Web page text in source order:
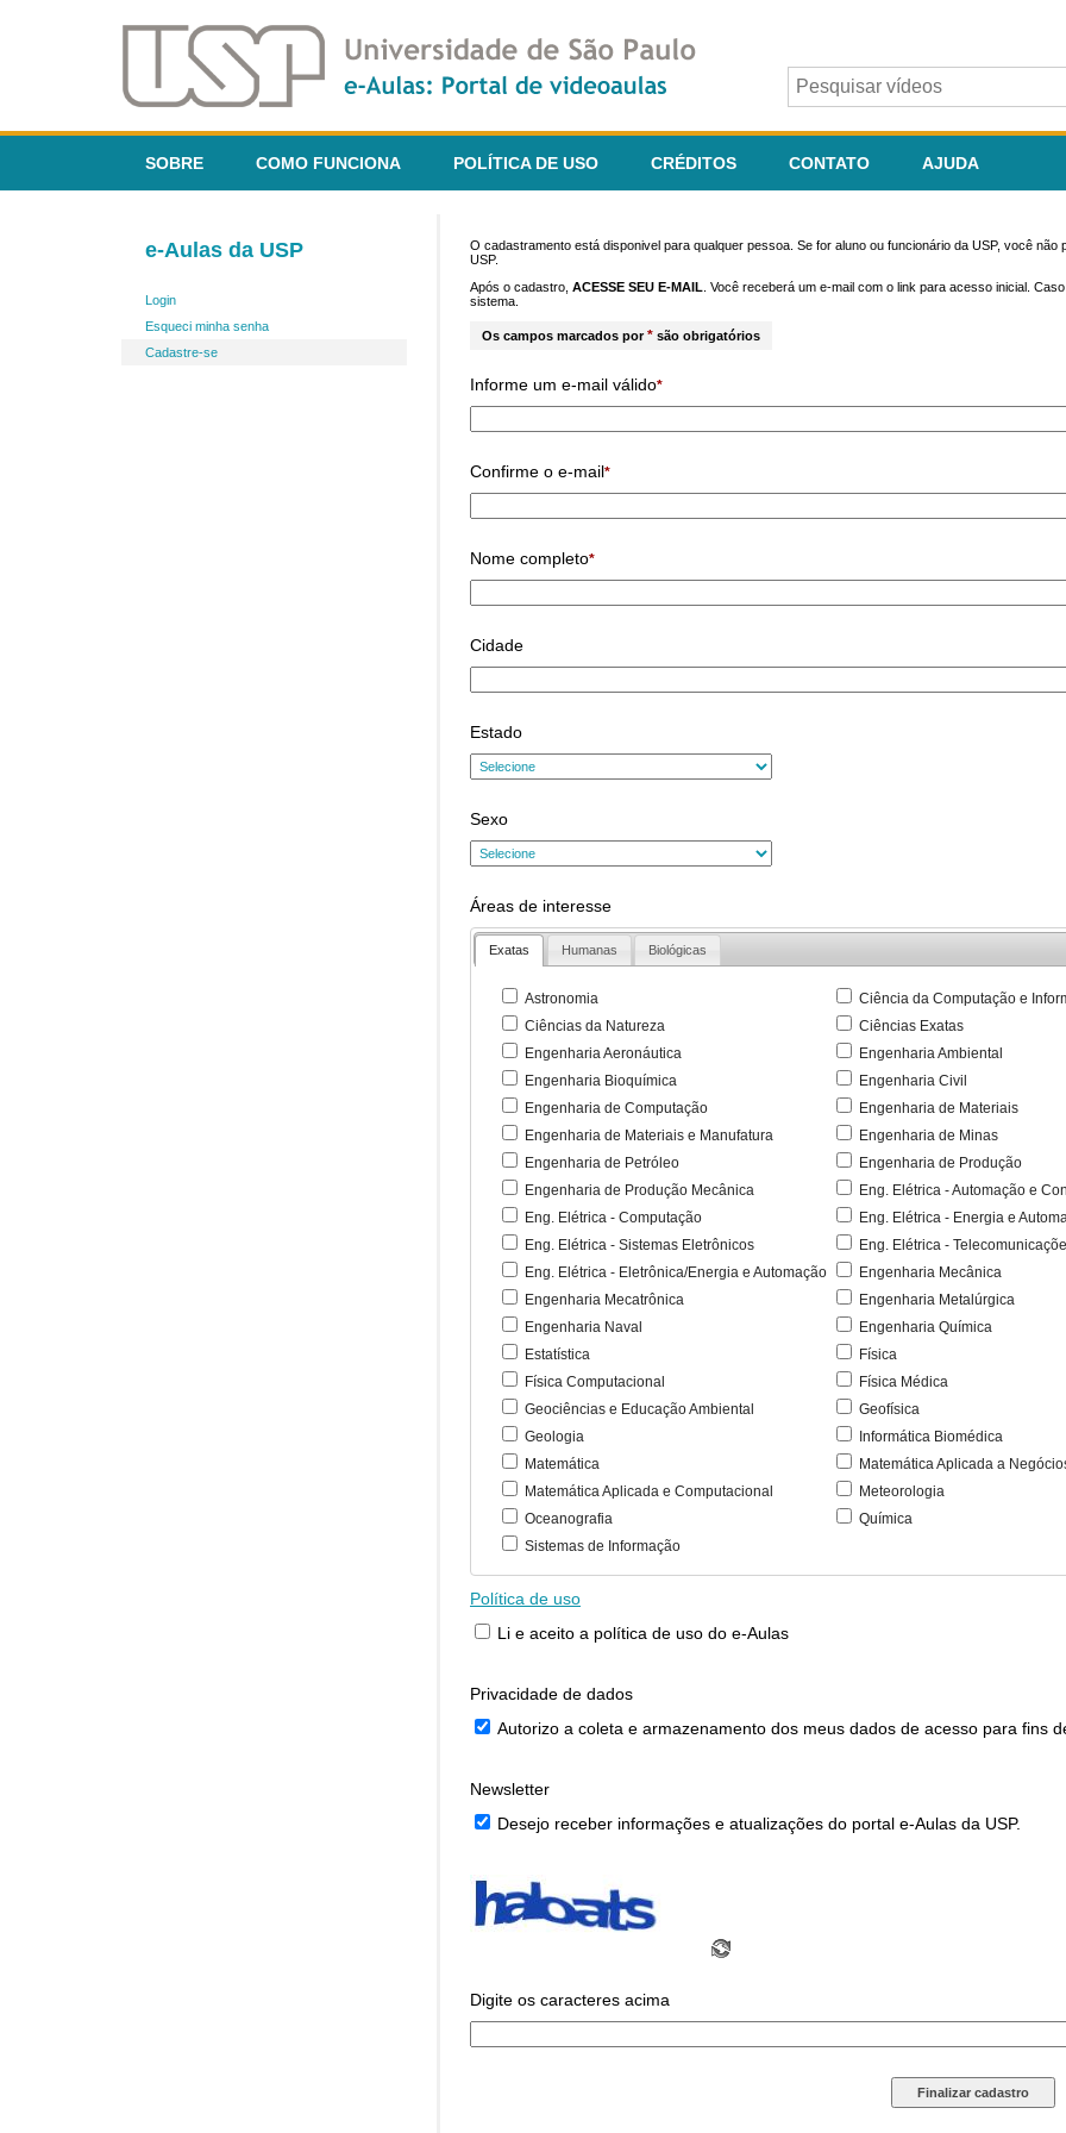
SOBRE COMO FUNCIONA POLÍTICA DE USO CRÉDITOS CONTATO AJUDA
e-Aulas da USP
Login
Esqueci minha senha
Cadastre-se
O cadastramento está disponivel para qualquer pessoa. Se for aluno ou funcionário da USP, você
USP.
Após o cadastro, ACESSE SEU E-MAIL . Você receberá um e-mail com o link para acesso inicial.
sistema.
Os campos marcados por* são obrigatórios
Informe um e-mail válido*
Confirme o e-mail*
Nome completo*
Cidade
Estado
Sexo
Áreas de interesse
Exatas Humanas Biológicas
Astronomia
Ciência da Computação e
Ciências da Natureza
Ciências Exatas
Engenharia Aeronáutica
Engenharia Ambiental
Engenharia Bioquímica
Engenharia Civil
Engenharia de Computação
Engenharia de Materiais
Engenharia de Materiais e Manufatura
Engenharia de Minas
Engenharia de Petróleo
Engenharia de Produção
Engenharia de Produção Mecânica
Eng. Elétrica - Automação e
Eng. Elétrica - Computação
Eng. Elétrica - Energia e
Eng. Elétrica - Sistemas Eletrônicos
Eng. Elétrica -
Eng. Elétrica - Eletrônica/Energia e Automação
Engenharia Mecânica
Engenharia Mecatrônica
Engenharia Metalúrgica
Engenharia Naval
Engenharia Química
Estatística
Física
Física Computacional
Física Médica
Geociências e Educação Ambiental
Geofísica
Geologia
Informática Biomédica
Matemática
Matemática Aplicada a
Matemática Aplicada e Computacional
Meteorologia
Oceanografia
Química
Sistemas de Informação
Política de uso
Li e aceito a política de uso do e-Aulas
Privacidade de dados
Autorizo a coleta e armazenamento dos meus dados de acesso para fins
Newsletter
Desejo receber informações e atualizações do portal e-Aulas da USP.
Digite os caracteres acima